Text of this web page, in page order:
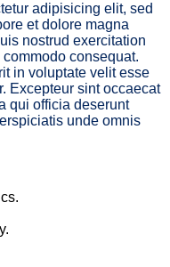
adipisicing elit, sed
et dolore magna
nostrud exercitation
consequat.
in voluptate velit esse
Excepteur sint occaecat
qui officia deserunt
unde omnis